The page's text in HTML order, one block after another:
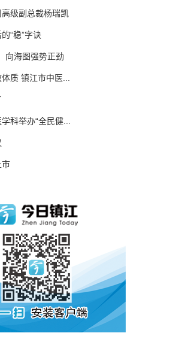
级副总裁杨瑞凯
“稳”字诀
向海图强势正劲
质 镇江市中医...
科举办“全民健...
市